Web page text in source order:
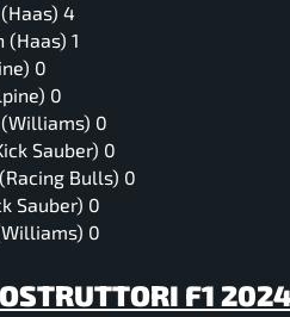
4
(Haas) 1
0
0
0
Sauber) 0
Bulls) 0
Sauber) 0
0
F1